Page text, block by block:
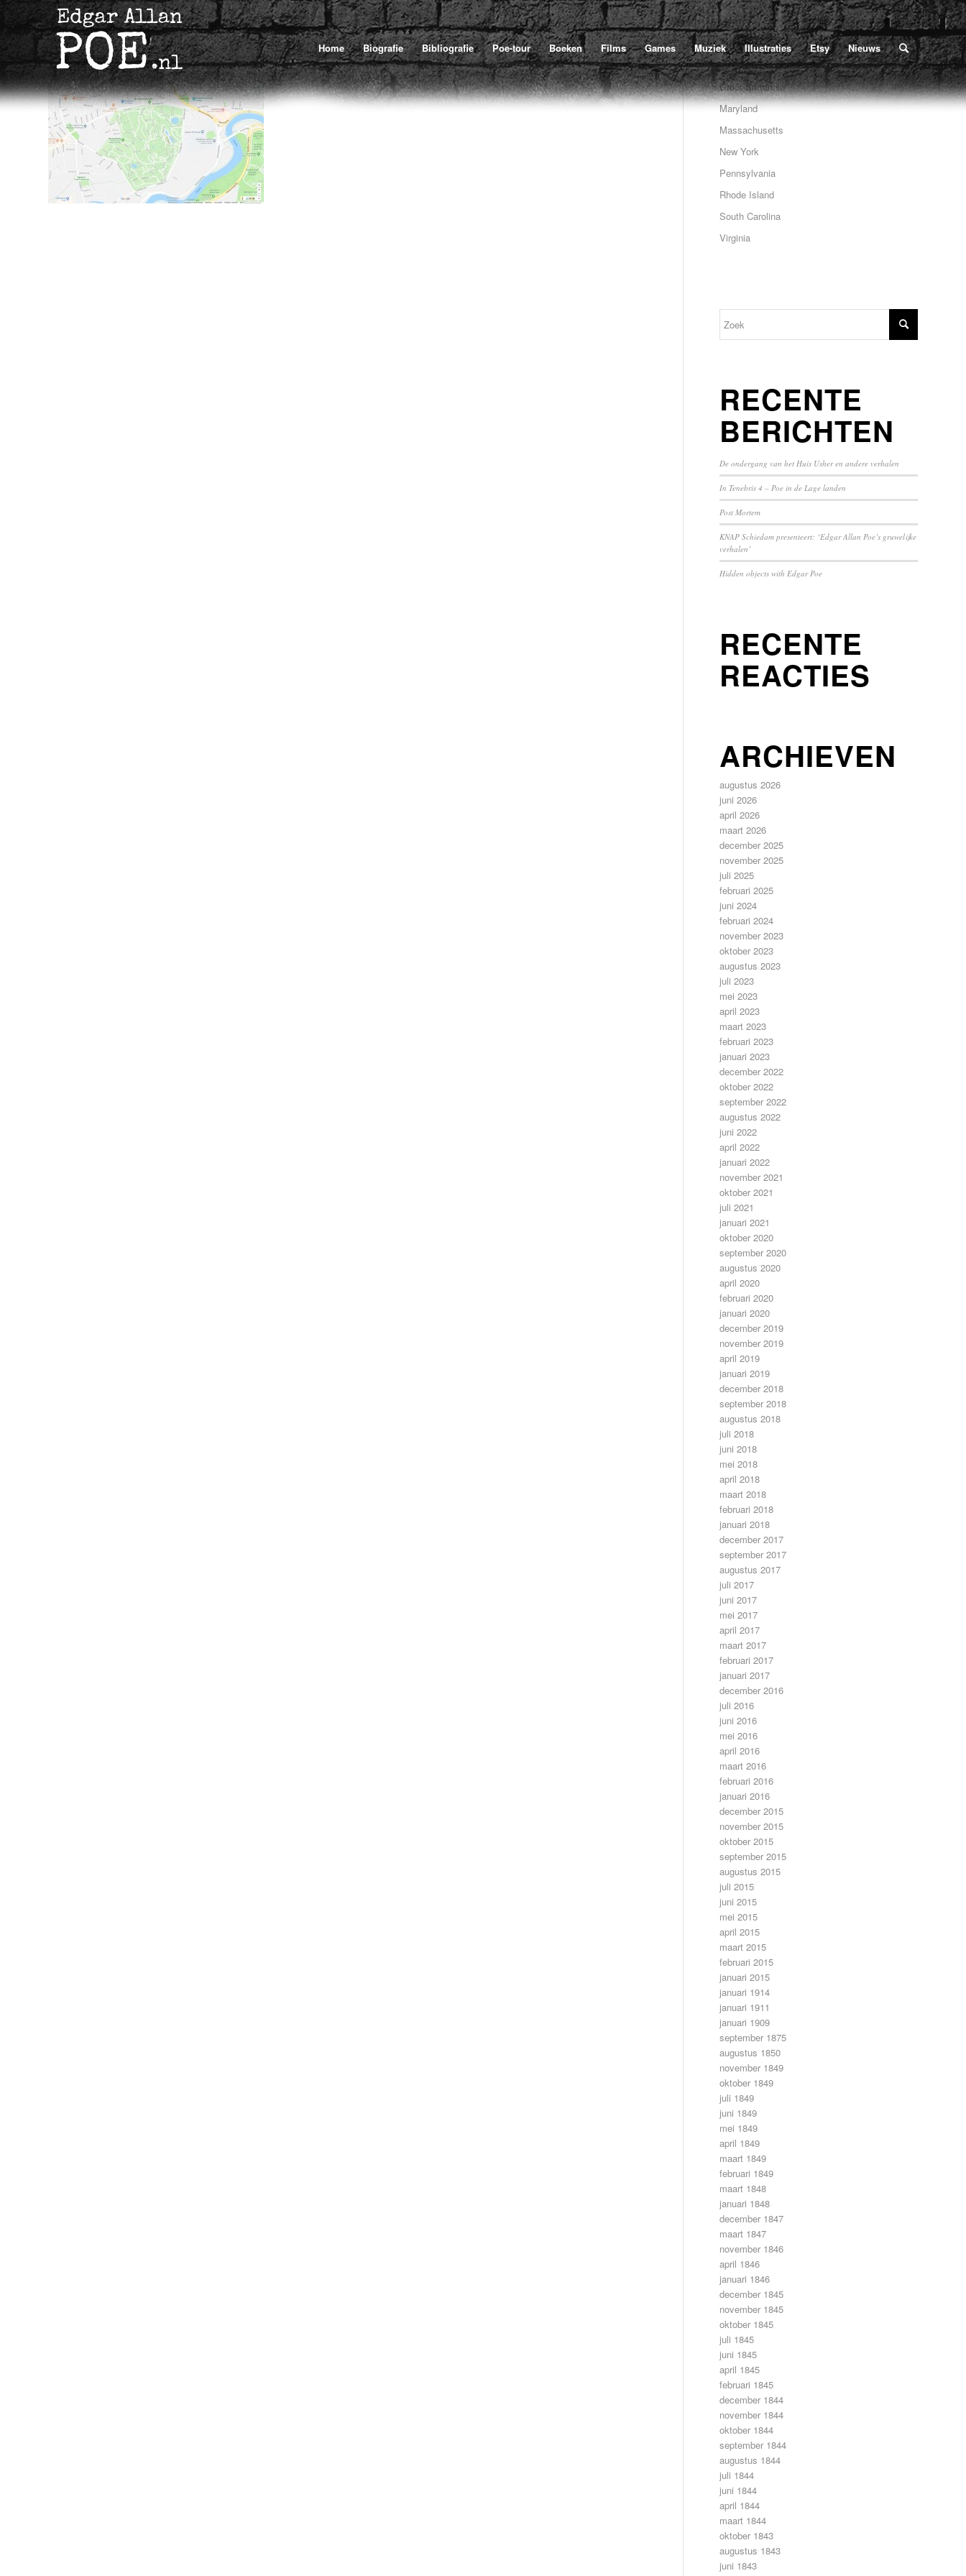
Home Biografie Bibliografie Poe-tour Boeken Films Games Muziek Illustraties Etsy Nieuws
U bevindt zich hier: Home / Poe / Poe-tour / Massachusetts / 3.2
Groot-Brittannië
Maryland
Massachusetts
New York
Pennsylvania
Rhode Island
South Carolina
Virginia
RECENTE
BERICHTEN
De ondergang van het Huis Usher en andere verhalen
In Tenebris 4 – Poe in de Lage landen
Post Mortem
KNAP Schiedam presenteert: ‘Edgar Allan Poe’s gruwelijke
verhalen’
Hidden objects with Edgar Poe
RECENTE
REACTIES
ARCHIEVEN
augustus 2026
juni 2026
april 2026
maart 2026
december 2025
november 2025
juli 2025
februari 2025
juni 2024
februari 2024
november 2023
oktober 2023
augustus 2023
juli 2023
mei 2023
april 2023
maart 2023
februari 2023
januari 2023
december 2022
oktober 2022
september 2022
augustus 2022
juni 2022
april 2022
januari 2022
november 2021
oktober 2021
juli 2021
januari 2021
oktober 2020
september 2020
augustus 2020
april 2020
februari 2020
januari 2020
december 2019
november 2019
april 2019
januari 2019
december 2018
september 2018
augustus 2018
juli 2018
juni 2018
mei 2018
april 2018
maart 2018
februari 2018
januari 2018
december 2017
september 2017
augustus 2017
juli 2017
juni 2017
mei 2017
april 2017
maart 2017
februari 2017
januari 2017
december 2016
juli 2016
juni 2016
mei 2016
april 2016
maart 2016
februari 2016
januari 2016
december 2015
november 2015
oktober 2015
september 2015
augustus 2015
juli 2015
juni 2015
mei 2015
april 2015
maart 2015
februari 2015
januari 2015
januari 1914
januari 1911
januari 1909
september 1875
augustus 1850
november 1849
oktober 1849
juli 1849
juni 1849
mei 1849
april 1849
maart 1849
februari 1849
maart 1848
januari 1848
december 1847
maart 1847
november 1846
april 1846
januari 1846
december 1845
november 1845
oktober 1845
juli 1845
juni 1845
april 1845
februari 1845
december 1844
november 1844
oktober 1844
september 1844
augustus 1844
juli 1844
juni 1844
april 1844
maart 1844
oktober 1843
augustus 1843
juni 1843